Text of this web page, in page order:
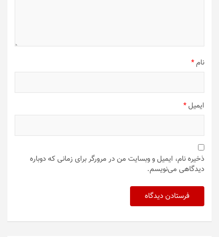
نام*
ایمیل*
ذخیره نام، ایمیل و وبسایت من در مرورگر برای زمانی که دوباره
دیدگاهی می‌نویسم.